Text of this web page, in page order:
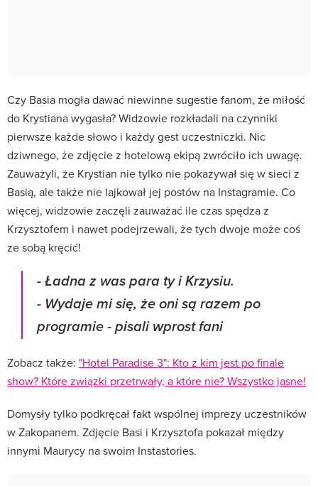
Czy Basia mogła dawać niewinne sugestie fanom, że miłość
do Krystiana wygasła? Widzowie rozkładali na czynniki
pierwsze każde słowo i każdy gest uczestniczki. Nic
dziwnego, że zdjęcie z hotelową ekipą zwróciło ich uwagę.
Zauważyli, że Krystian nie tylko nie pokazywał się w sieci z
Basią, ale także nie lajkował jej postów na Instagramie. Co
więcej, widzowie zaczęli zauważać ile czas spędza z
Krzysztofem i nawet podejrzewali, że tych dwoje może coś
ze sobą kręcić!
- Ładna z was para ty i Krzysiu.
- Wydaje mi się, że oni są razem po
programie - pisali wprost fani
Zobacz także: "Hotel Paradise 3": Kto z kim jest po finale
show? Które związki przetrwały, a które nie? Wszystko jasne!
Domysły tylko podkręcał fakt wspólnej imprezy uczestników
w Zakopanem. Zdjęcie Basi i Krzysztofa pokazał między
innymi Maurycy na swoim Instastories.